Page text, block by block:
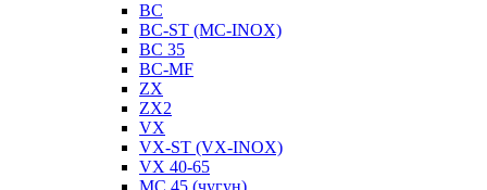
BC
BC-ST (MC-INOX)
BC 35
BC-MF
ZX
ZX2
VX
VX-ST (VX-INOX)
VX 40-65
MC 45 (чугун)